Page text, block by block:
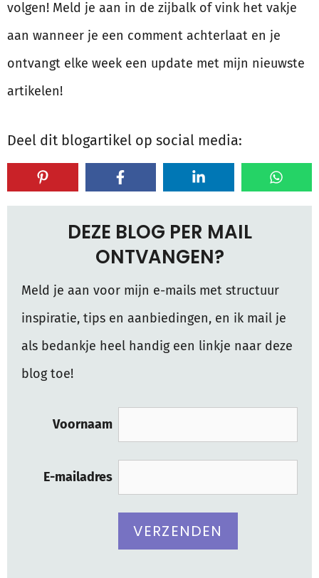
volgen! Meld je aan in de zijbalk of vink het vakje
aan wanneer je een comment achterlaat en je
ontvangt elke week een update met mijn nieuwste
artikelen!
Deel dit blogartikel op social media:
DEZE BLOG PER MAIL
ONTVANGEN?
Meld je aan voor mijn e-mails met structuur
inspiratie, tips en aanbiedingen, en ik mail je
als bedankje heel handig een linkje naar deze
blog toe!
Voornaam
E-mailadres